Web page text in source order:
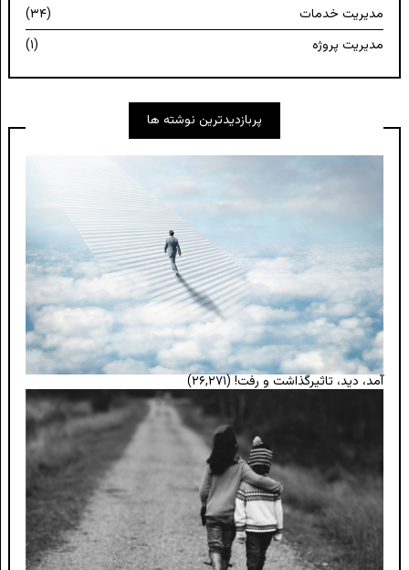
مدیریت خدمات
(۳۴)
مدیریت پروژه
(۱)
پربازدیدترین نوشته ها
آمد، دید، تاثیرگذاشت و رفت! (۲۶,۲۷۱)